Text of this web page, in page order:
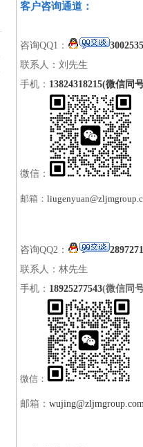
客户咨询通道：
咨询QQ1：
联系人：刘先生
手机： 13824318215(微信同
微信：
邮箱：
咨询QQ2：
联系人：林先生
手机： 18925277543(微信同
微信：
邮箱：